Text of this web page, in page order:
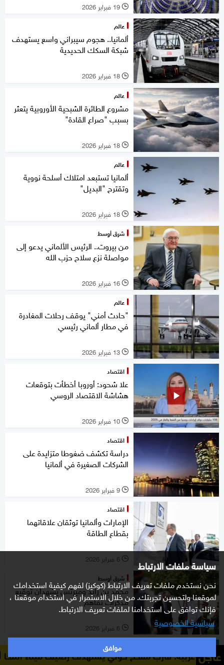
سياسة ملفات الارتباط
نحن نستخدم ملفات تعريف الارتباط (كوكيز) لفهم كيفية استخدامك
لموقعنا ولتحسين تجربتك. من خلال الاستمرار في استخدام موقعنا ،
فإنك توافق على استخدامنا لملفات تعريف الارتباط.
سياسية الخصوصية
موافق
l 19 فبراير 2026
عالم
ألمانيا.. هجوم سيبراني واسع يستهدف
شبكة السكك الحديدية
l 18 فبراير 2026
عالم
مشروع الطائرة الشبحية الأوروبية يتعثر
بسبب "صراع القادة"
l 18 فبراير 2026
عالم
ألمانيا تستبعد امتلاك أسلحة نووية
وتقترح "البديل"
l 18 فبراير 2026
شرق أوسط
من بيروت.. الرئيس الألماني يدعو إلى
مواصلة نزع سلاح حزب الله
l 16 فبراير 2026
عالم
"حادث أمني" يوقف رحلات المغادرة
في مطار ألماني رئيسي
l 13 فبراير 2026
اقتصاد
علا شحود: أوروبا أخطأت بتوقعات
هشاشة الاقتصاد الروسي
l 10 فبراير 2026
اقتصاد
دراسة تكشف ضغوطا متزايدة على
الشركات الصغيرة في ألمانيا
l 9 فبراير 2026
اقتصاد
الإمارات وألمانيا توثقان علاقاتهما
بقطاع الطاقة
l 6 فبراير 2026
شرق أوسط
محمد بن زايد وميرتس يشهدان توقيع
مذكرات تفاهم
l 6 فبراير 2026
اقتصاد
تباطؤ ارتفاع أسعار العقارات في ألمانيا عاجلمفخخ حوثي يستهدف رصيف ميناء المخا مصادر يمنية